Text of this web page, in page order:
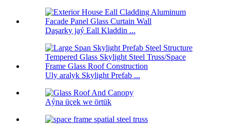
Daşarky jaý Eall Kladdin ...
Uly aralyk Skylight Prefab ...
Aýna üçek we örtük